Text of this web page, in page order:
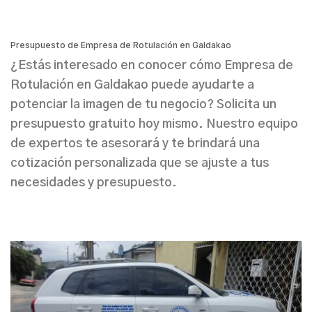
Presupuesto de Empresa de Rotulación en Galdakao
¿Estás interesado en conocer cómo Empresa de
Rotulación en Galdakao puede ayudarte a
potenciar la imagen de tu negocio? Solicita un
presupuesto gratuito hoy mismo. Nuestro equipo
de expertos te asesorará y te brindará una
cotización personalizada que se ajuste a tus
necesidades y presupuesto.